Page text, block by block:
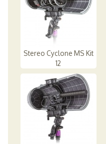
Stereo Cyclone MS Kit
12